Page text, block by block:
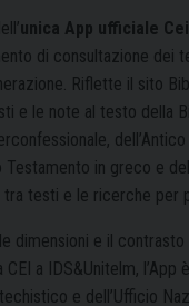
unica App ufficiale
di consultazione dei
Riflette il sito
e le note al testo della
Testamento in greco e
testi e le ricerche per
dimensioni e il
a IDS&Unitelm,
e dell’Ufficio